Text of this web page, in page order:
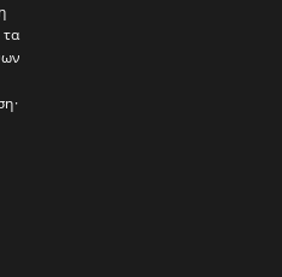
συναντήσεις, ρεπορτάζ, ήχοι,
τα